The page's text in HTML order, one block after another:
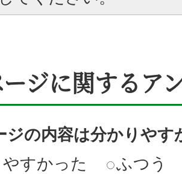
ジに関するア
ジの内容は分かりやす
すかった
ふつう